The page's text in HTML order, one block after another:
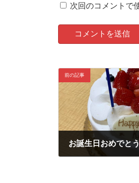
次回のコメントで
前の記事
お誕生日おめでと